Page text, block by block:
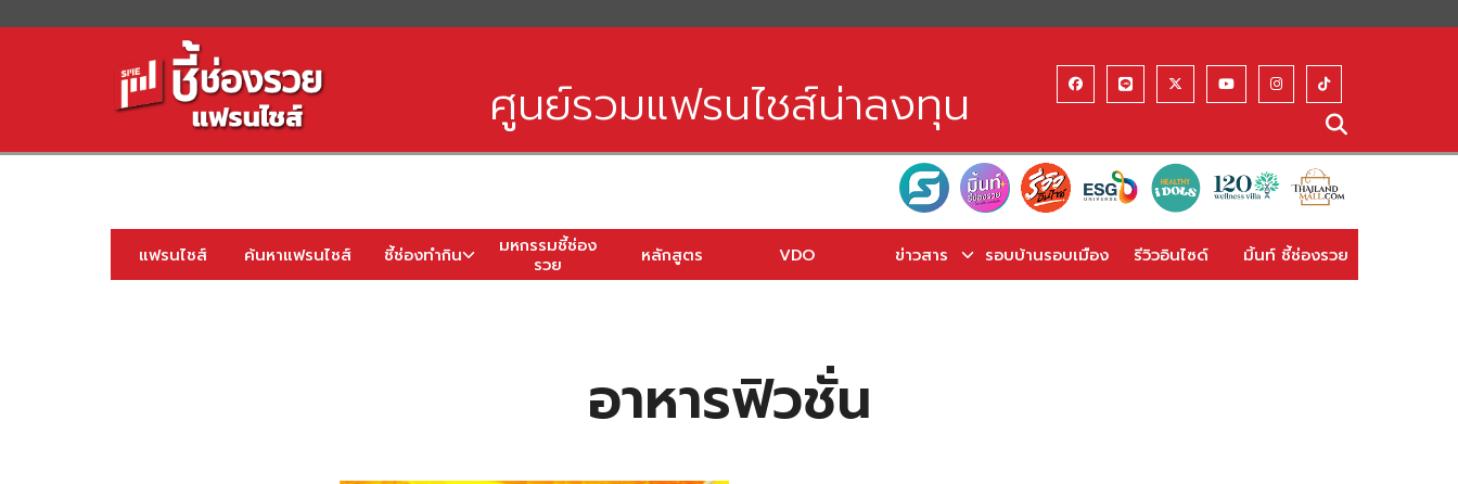
ศูนย์รวมแฟรนไชส์น่าลงทุน
แฟรนไชส์ ค้นหาแฟรนไชส์ ชี้ช่องทำกิน
มหกรรมชี้ช่อง
รวย
หลักสูตร VDO ข่าวสาร รอบบ้านรอบเมือง รีวิวอินไซด์ มิ้นท์ ชี้ช่องรวย
อาหารฟิวชั่น